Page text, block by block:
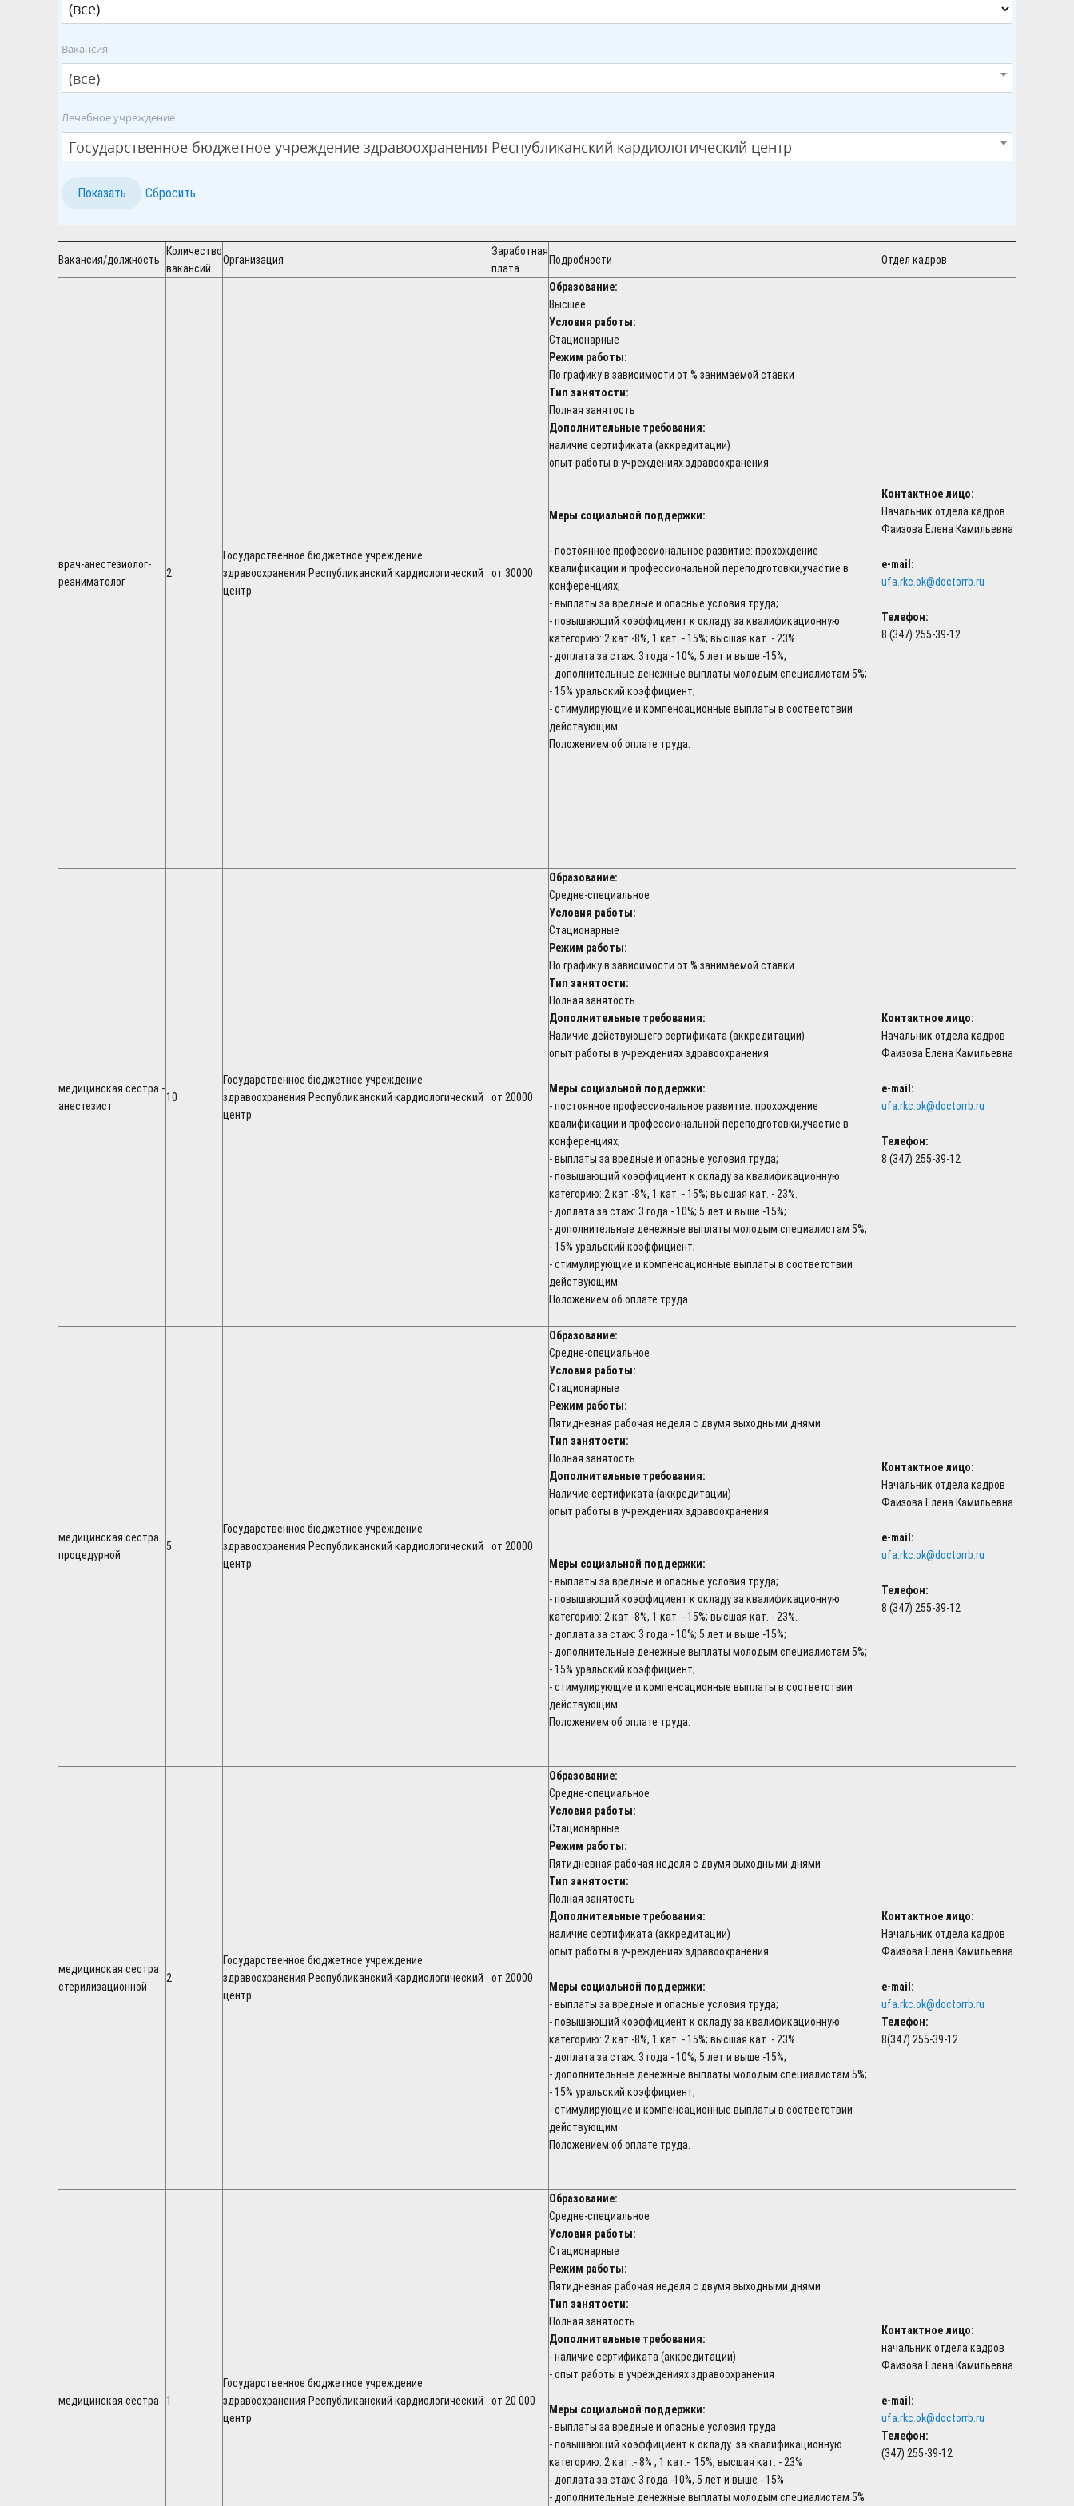
Вакансия
(все)
Лечебное учреждение
Государственное бюджетное учреждение здравоохранения Республиканский кардиологический центр
Вакансия/должность
Количество
вакансий
Организация
Заработная
плата
Подробности Отдел кадров
врач-анестезиолог-
реаниматолог
2
Государственное бюджетное учреждение
здравоохранения Республиканский кардиологический
центр
от 30000
Образование:
Высшее
Условия работы:
Стационарные
Режим работы:
По графику в зависимости от % занимаемой ставки
Тип занятости:
Полная занятость
Дополнительные требования:
наличие сертификата (аккредитации)
опыт работы в учреждениях здравоохранения
Меры социальной поддержки:
- постоянное профессиональное развитие: прохождение
квалификации и профессиональной переподготовки,участие в
конференциях;
- выплаты за вредные и опасные условия труда;
- повышающий коэффициент к окладу за квалификационную
категорию: 2 кат.-8%, 1 кат. - 15%; высшая кат. - 23%.
- доплата за стаж: 3 года - 10%; 5 лет и выше -15%;
- дополнительные денежные выплаты молодым специалистам 5%;
- 15% уральский коэффициент;
- стимулирующие и компенсационные выплаты в соответствии
действующим
Положением об оплате труда.
Контактное лицо:
Начальник отдела кадров
Фаизова Елена Камильевна
e-mail:
ufa.rkc.ok@doctorrb.ru
Телефон:
8 (347) 255-39-12
медицинская сестра -
анестезист
10
Государственное бюджетное учреждение
здравоохранения Республиканский кардиологический
центр
от 20000
Образование:
Средне-специальное
Условия работы:
Стационарные
Режим работы:
По графику в зависимости от % занимаемой ставки
Тип занятости:
Полная занятость
Дополнительные требования:
Наличие действующего сертификата (аккредитации)
опыт работы в учреждениях здравоохранения
Меры социальной поддержки:
- постоянное профессиональное развитие: прохождение
квалификации и профессиональной переподготовки,участие в
конференциях;
- выплаты за вредные и опасные условия труда;
- повышающий коэффициент к окладу за квалификационную
категорию: 2 кат.-8%, 1 кат. - 15%; высшая кат. - 23%.
- доплата за стаж: 3 года - 10%; 5 лет и выше -15%;
- дополнительные денежные выплаты молодым специалистам 5%;
- 15% уральский коэффициент;
- стимулирующие и компенсационные выплаты в соответствии
действующим
Положением об оплате труда.
Контактное лицо:
Начальник отдела кадров
Фаизова Елена Камильевна
e-mail:
ufa.rkc.ok@doctorrb.ru
Телефон:
8 (347) 255-39-12
медицинская сестра
процедурной
5
Государственное бюджетное учреждение
здравоохранения Республиканский кардиологический
центр
от 20000
Образование:
Средне-специальное
Условия работы:
Стационарные
Режим работы:
Пятидневная рабочая неделя с двумя выходными днями
Тип занятости:
Полная занятость
Дополнительные требования:
Наличие сертификата (аккредитации)
опыт работы в учреждениях здравоохранения
Меры социальной поддержки:
- выплаты за вредные и опасные условия труда;
- повышающий коэффициент к окладу за квалификационную
категорию: 2 кат.-8%, 1 кат. - 15%; высшая кат. - 23%.
- доплата за стаж: 3 года - 10%; 5 лет и выше -15%;
- дополнительные денежные выплаты молодым специалистам 5%;
- 15% уральский коэффициент;
- стимулирующие и компенсационные выплаты в соответствии
действующим
Положением об оплате труда.
Контактное лицо:
Начальник отдела кадров
Фаизова Елена Камильевна
e-mail:
ufa.rkc.ok@doctorrb.ru
Телефон:
8 (347) 255-39-12
медицинская сестра
стерилизационной
2
Государственное бюджетное учреждение
здравоохранения Республиканский кардиологический
центр
от 20000
Образование:
Средне-специальное
Условия работы:
Стационарные
Режим работы:
Пятидневная рабочая неделя с двумя выходными днями
Тип занятости:
Полная занятость
Дополнительные требования:
наличие сертификата (аккредитации)
опыт работы в учреждениях здравоохранения
Меры социальной поддержки:
- выплаты за вредные и опасные условия труда;
- повышающий коэффициент к окладу за квалификационную
категорию: 2 кат.-8%, 1 кат. - 15%; высшая кат. - 23%.
- доплата за стаж: 3 года - 10%; 5 лет и выше -15%;
- дополнительные денежные выплаты молодым специалистам 5%;
- 15% уральский коэффициент;
- стимулирующие и компенсационные выплаты в соответствии
действующим
Положением об оплате труда.
Контактное лицо:
Начальник отдела кадров
Фаизова Елена Камильевна
e-mail:
ufa.rkc.ok@doctorrb.ru
Телефон:
8(347) 255-39-12
медицинская сестра 1
Государственное бюджетное учреждение
здравоохранения Республиканский кардиологический
центр
от 20 000
Образование:
Средне-специальное
Условия работы:
Стационарные
Режим работы:
Пятидневная рабочая неделя с двумя выходными днями
Тип занятости:
Полная занятость
Дополнительные требования:
- наличие сертификата (аккредитации)
- опыт работы в учреждениях здравоохранения
Меры социальной поддержки:
- выплаты за вредные и опасные условия труда
- повышающий коэффициент к окладу за квалификационную
категорию: 2 кат..- 8% , 1 кат.- 15%, высшая кат. - 23%
- доплата за стаж: 3 года -10%, 5 лет и выше - 15%
- дополнительные денежные выплаты молодым специалистам 5%
Контактное лицо:
начальник отдела кадров
Фаизова Елена Камильевна
e-mail:
ufa.rkc.ok@doctorrb.ru
Телефон:
(347) 255-39-12